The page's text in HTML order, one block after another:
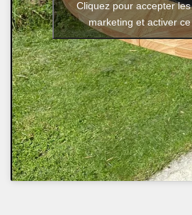
Cliquez pour accepter
marketing et activer